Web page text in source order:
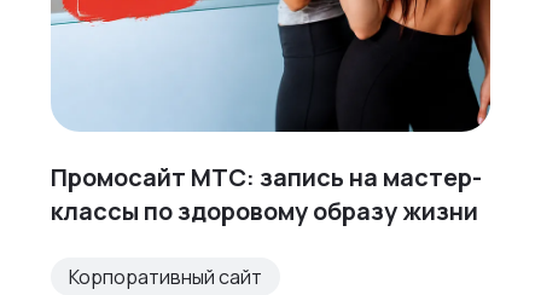
Промосайт МТС: запись на мастер-
классы по здоровому образу жизни
Корпоративный сайт